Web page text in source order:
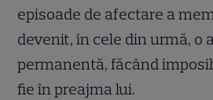
episoade de afectare a
devenit, în cele din urmă, o
permanentă, făcând
fie în preajma lui.